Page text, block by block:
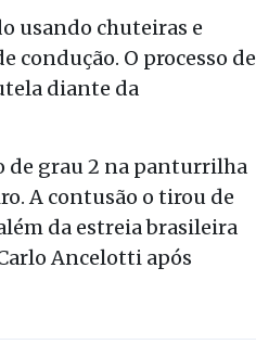
usando chuteiras e
condução. O processo de
diante da
de grau 2 na panturrilha
A contusão o tirou de
da estreia brasileira
Ancelotti após